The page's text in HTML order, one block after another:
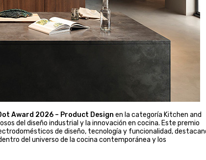
Award 2026 – Product Design en la categoría Kitchen and
del diseño industrial y la innovación en cocina. Este premio
de diseño, tecnología y funcionalidad,
del universo de la cocina contemporánea y los